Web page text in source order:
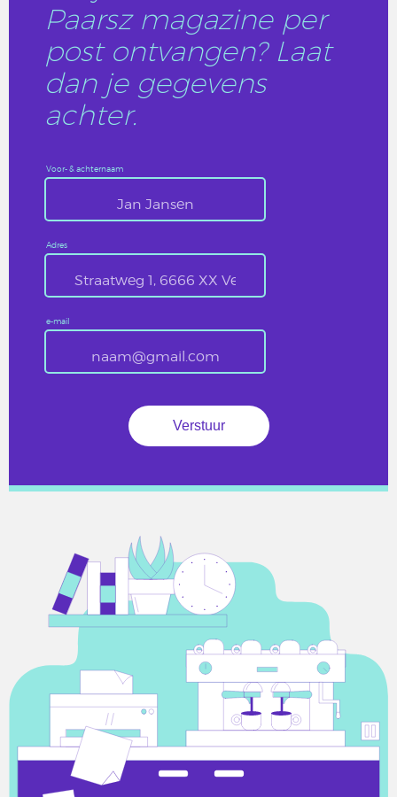
Paarsz magazine per
post ontvangen? Laat
dan je gegevens
achter.
Voor- & achternaam
Adres
e-mail